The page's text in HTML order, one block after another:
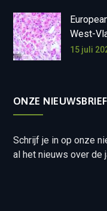
West-
15 juli
ONZE NIEUWSBRIEF
Schrijf je in op onze
al het nieuws over de